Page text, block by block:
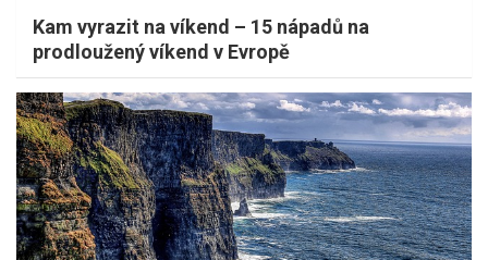
Kam vyrazit na víkend – 15 nápadů na
prodloužený víkend v Evropě